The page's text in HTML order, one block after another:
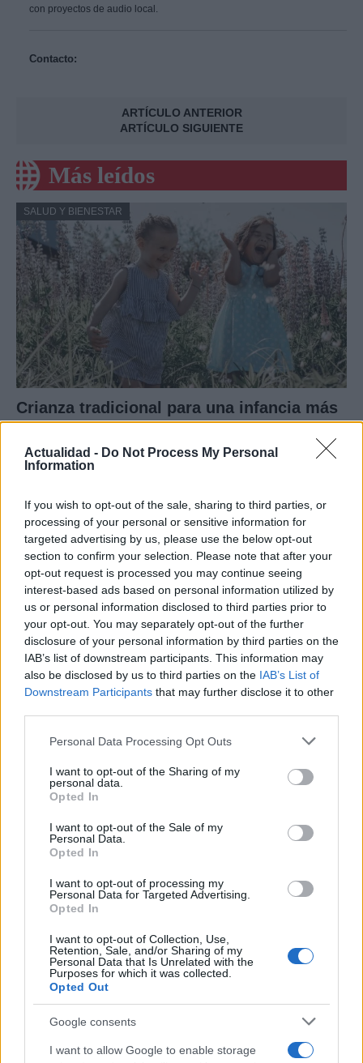
Actualidad - Do Not Process My Personal
Information
If you wish to opt-out of the sale, sharing to third parties, or
processing of your personal or sensitive information for
targeted advertising by us, please use the below opt-out
section to confirm your selection. Please note that after your
opt-out request is processed you may continue seeing
interest-based ads based on personal information utilized by
us or personal information disclosed to third parties prior to
your opt-out. You may separately opt-out of the further
disclosure of your personal information by third parties on the
IAB’s list of downstream participants. This information may
also be disclosed by us to third parties on the IAB’s List of
Downstream Participants that may further disclose it to other
Please note that this website/app uses one or more Google
not limited to your visit or usage behaviour. You may click to
grant or deny consent to Google and its third-party tags to
use your data for below specified purposes in below Google
consent section.
Personal Data Processing Opt Outs
I want to opt-out of the Sharing of my
personal data.
Opted In
I want to opt-out of the Sale of my
Personal Data.
Opted In
I want to opt-out of processing my
Personal Data for Targeted Advertising.
Opted In
I want to opt-out of Collection, Use,
Retention, Sale, and/or Sharing of my
Personal Data that Is Unrelated with the
Purposes for which it was collected.
Opted Out
Google consents
I want to allow Google to enable storage
con proyectos de audio local.
Contacto:
ARTÍCULO ANTERIOR
ARTÍCULO SIGUIENTE
Más leídos
SALUD Y BIENESTAR
Crianza tradicional para una infancia más
La crianza cotidiana se construye mediante decisiones
pequeñas…
SALUD Y BIENESTAR
Guía para delegar tareas y evitar la
sobrecarga emocional
El cuidado de otros puede convertirse en una…
Cómo el orden en casa reduce el estrés y